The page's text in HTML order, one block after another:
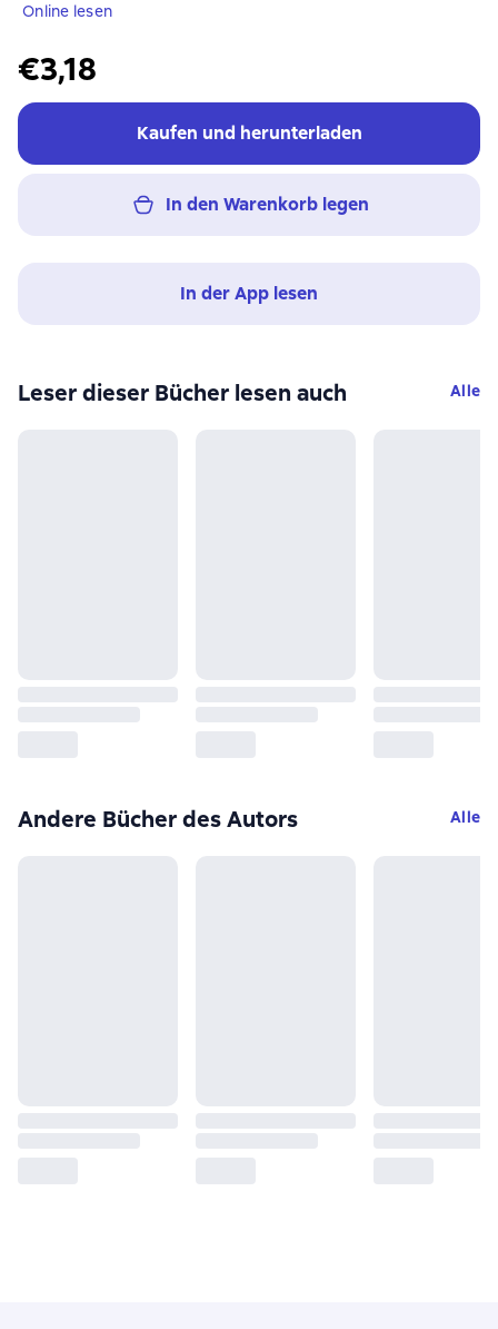
Online lesen
€3,18
Kaufen und herunterladen
In den Warenkorb legen
In der App lesen
Leser dieser Bücher lesen auch Alle
Andere Bücher des Autors Alle